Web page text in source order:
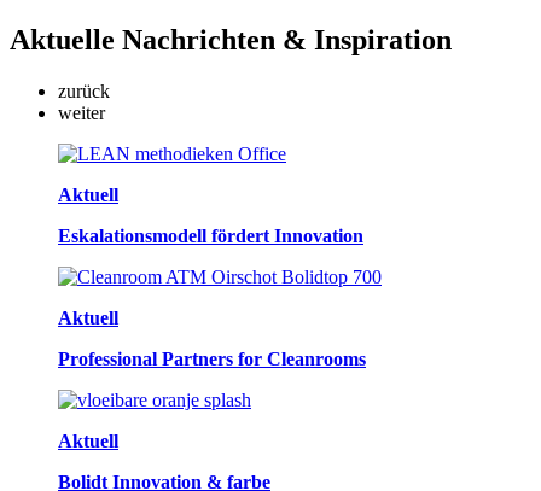
Aktuelle Nachrichten & Inspiration
zurück
weiter
Aktuell
Eskalationsmodell fördert Innovation
Aktuell
Professional Partners for Cleanrooms
Aktuell
Bolidt Innovation & farbe